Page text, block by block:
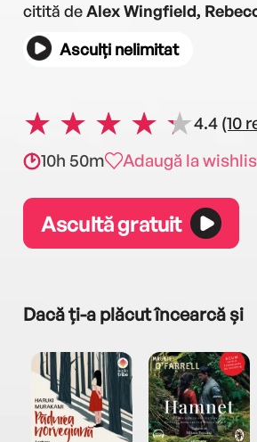
citită deAlex Wingfield,
Asculți nelimitat
4.4 (10
10h 50m
Adaugă la
Ascultă gratuit
Dacă ți-a plăcut încearcă și